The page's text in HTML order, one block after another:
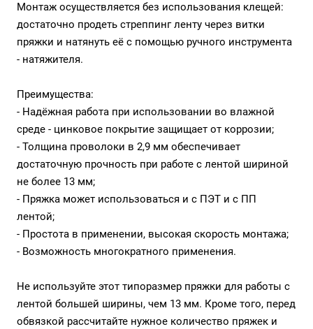
Монтаж осуществляется без использования клещей:
достаточно продеть стреппинг ленту через витки
пряжки и натянуть её с помощью ручного инструмента
- натяжителя.
Преимущества:
- Надёжная работа при использовании во влажной
среде - цинковое покрытие защищает от коррозии;
- Толщина проволоки в 2,9 мм обеспечивает
достаточную прочность при работе с лентой шириной
не более 13 мм;
- Пряжка может использоваться и с ПЭТ и с ПП
лентой;
- Простота в применении, высокая скорость монтажа;
- Возможность многократного применения.
Не используйте этот типоразмер пряжки для работы с
лентой большей ширины, чем 13 мм. Кроме того, перед
обвязкой рассчитайте нужное количество пряжек и